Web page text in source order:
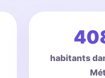
habitants